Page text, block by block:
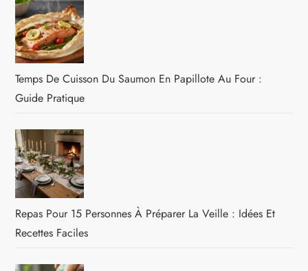
Temps De Cuisson Du Saumon En Papillote Au Four :
Guide Pratique
Repas Pour 15 Personnes À Préparer La Veille : Idées Et
Recettes Faciles